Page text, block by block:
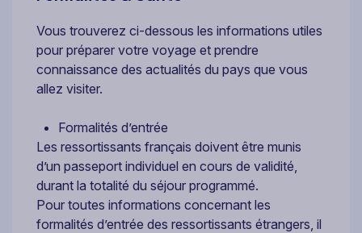
Vous trouverez ci-dessous les informations utiles
pour préparer votre voyage et prendre
connaissance des actualités du pays que vous
allez visiter.
Formalités d’entrée
Les ressortissants français doivent être munis
d’un passeport individuel en cours de validité,
durant la totalité du séjour programmé.
Pour toutes informations concernant les
formalités d’entrée des ressortissants étrangers, il